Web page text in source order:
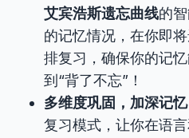
艾宾浩斯遗忘曲线的
的记忆情况，在你即
排复习，确保你的记
到“背了不忘”！
多维度巩固，加深记忆
复习模式，让你在语